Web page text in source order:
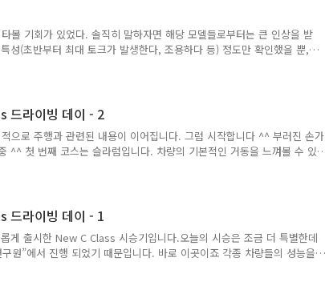
차량의 운동 에너지을 사용하여 전기를 생산하는 발전기 역할을 하기
걸린다고 ..
볼 기회가 있었다. 솔직히 말하자면 해당 모델들로부터는 큰 인상을 받
성(초반부터 최대 토크가 발생한다, 조용하다 등) 정도만 확인했을 뿐,
모델 대비 200kg 가까이 늘어난 차체 중량과 큰 변화없는 서스펜션,
시켰다. 전기 구동 모델의 완성도를 높이려면 아무래도 메이커에서 더 많
배리에이션 모델에 대한 기대감은 아직은 조금 시기상조가 아닌가라는
BMW에..
라이빙 데이 - 2
으로 주행과 관련된 내용이 이어집니다. 그럼 시작합니다 ^^ 부러진 손가
^^ 첫 번째 코스는 슬라럼입니다. 차량의 기본적인 거동을 느껴볼 수 있
콘과 콘 사이를 제대로 지나치지 못할 수 있는데, 벤츠는 어떤 거동을
4회 테스트를 합니다. 처음에는 조금 살살 돌았지만… 조금씩 자신감이
는데, 롤을 어느정도 허용하면서 자세를 잡아주는 것이 벤츠스럽게 느껴
라이빙 데이 - 1
게 출시한 New C Class 시승기입니다.오늘의 시승은 조금 더 특별한데
원”에서 진행 되었기 때문입니다. 바로 이곳이죠 각종 차량들의 성능을
고 있는 성능을 한계치까지 끌어올려 볼 수 있는 곳입니다.그 덕분에, 공